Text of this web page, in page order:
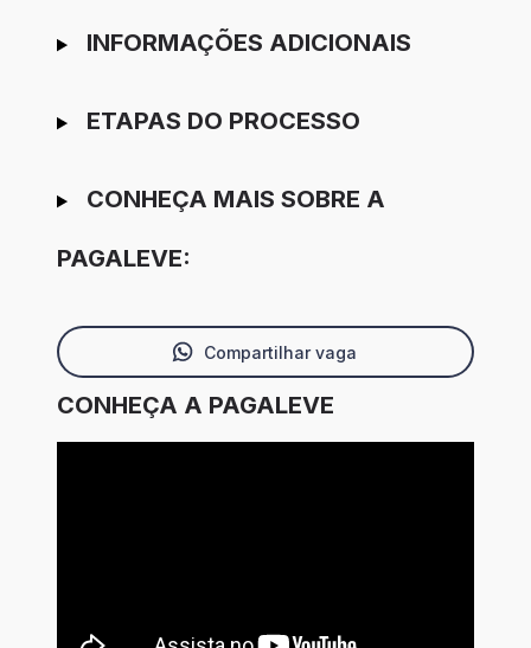
INFORMAÇÕES ADICIONAIS
ETAPAS DO PROCESSO
CONHEÇA MAIS SOBRE A
PAGALEVE:
Compartilhar vaga
CONHEÇA A PAGALEVE